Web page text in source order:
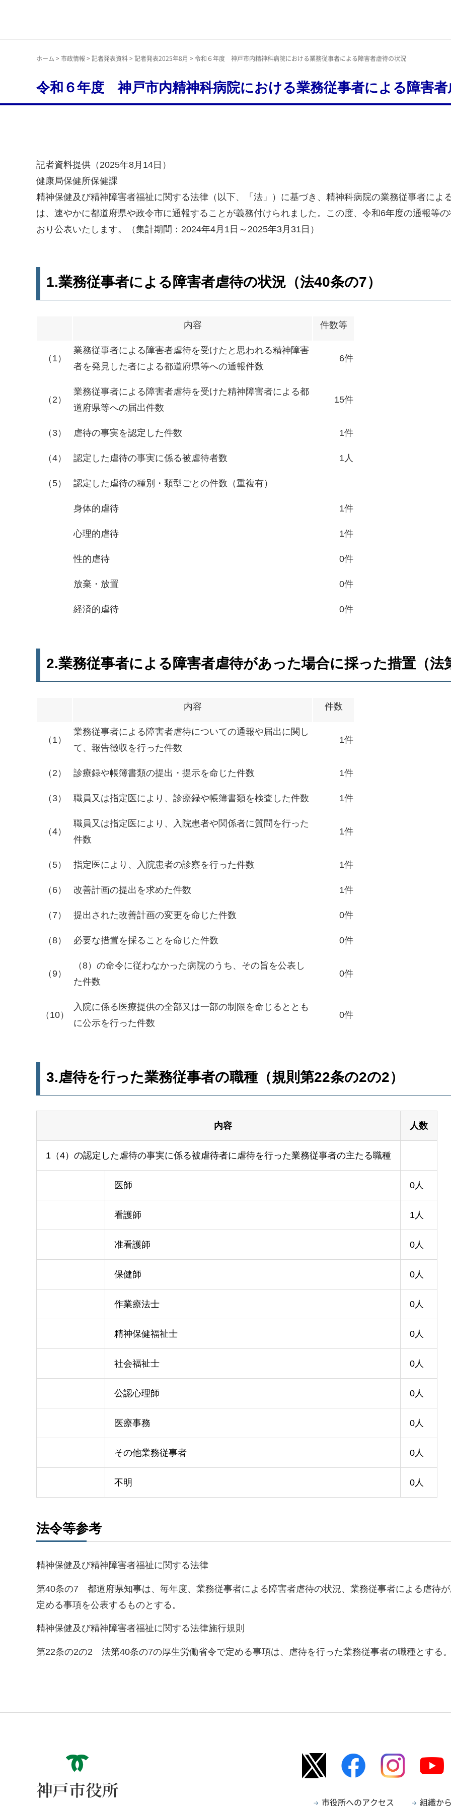
ホーム > 市政情報 > 記者発表資料> 記者発表2025年8月 > 令和６年度 神戸市内精神科病院における業務従事者による障害者虐待の状況
令和６年度 神戸市内精神科病院における業務従事者による障害者
記者資料提供（2025年8月14日）
健康局保健所保健課
精神保健及び精神障害者福祉に関する法律（以下、「法」）に基づき、精神科病院の業務従事者によ
は、速やかに都道府県や政令市に通報することが義務付けられました。この度、令和6年度の通報等
おり公表いたします。（集計期間：2024年4月1日～2025年3月31日）
1.業務従事者による障害者虐待の状況（法40条の7）
内容 件数等
（1）
業務従事者による障害者虐待を受けたと思われる精神障害
者を発見した者による都道府県等への通報件数
6件
（2）
業務従事者による障害者虐待を受けた精神障害者による都
道府県等への届出件数
15件
（3） 虐待の事実を認定した件数 1件
（4） 認定した虐待の事実に係る被虐待者数 1人
（5） 認定した虐待の種別・類型ごとの件数（重複有）
身体的虐待 1件
心理的虐待 1件
性的虐待 0件
放棄・放置 0件
経済的虐待 0件
2.業務従事者による障害者虐待があった場合に採った措置（法
内容 件数
（1）
業務従事者による障害者虐待についての通報や届出に関し
て、報告徴収を行った件数
1件
（2） 診療録や帳簿書類の提出・提示を命じた件数 1件
（3） 職員又は指定医により、診療録や帳簿書類を検査した件数 1件
（4）
職員又は指定医により、入院患者や関係者に質問を行った
件数
1件
（5） 指定医により、入院患者の診察を行った件数 1件
（6） 改善計画の提出を求めた件数 1件
（7） 提出された改善計画の変更を命じた件数 0件
（8） 必要な措置を採ることを命じた件数 0件
（9）
（8）の命令に従わなかった病院のうち、その旨を公表し
た件数
0件
（10）
入院に係る医療提供の全部又は一部の制限を命じるととも
に公示を行った件数
0件
3.虐待を行った業務従事者の職種（規則第22条の2の2）
内容 人数
1（4）の認定した虐待の事実に係る被虐待者に虐待を行った業務従事者の主たる職種
医師 0人
看護師 1人
准看護師 0人
保健師 0人
作業療法士 0人
精神保健福祉士 0人
社会福祉士 0人
公認心理師 0人
医療事務 0人
その他業務従事者 0人
不明 0人
法令等参考
精神保健及び精神障害者福祉に関する法律
第40条の7 都道府県知事は、毎年度、業務従事者による障害者虐待の状況、業務従事者による虐待
定める事項を公表するものとする。
精神保健及び精神障害者福祉に関する法律施行規則
第22条の2の2 法第40条の7の厚生労働省令で定める事項は、虐待を行った業務従事者の職種とする。
神戸市役所
市役所へのアクセス 組織か